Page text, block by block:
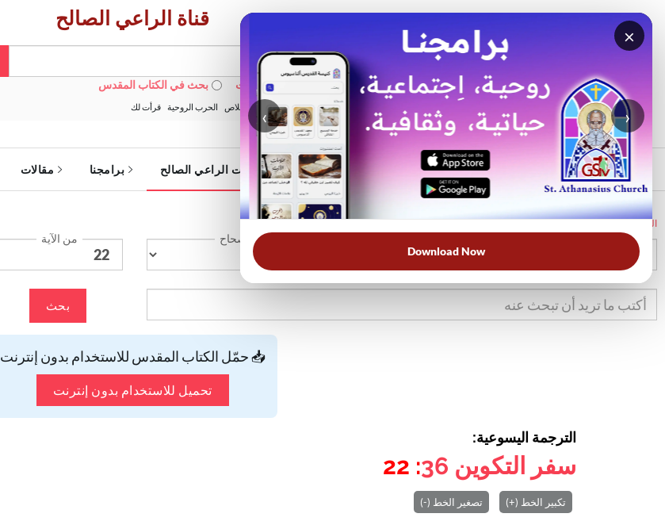
×
‹ ›
Download Now
قناة الراعي الصالح
بحث في الويبسايت بحث في الكتاب المقدس
الأكثر بحثًا: خبزنا اليومي الخلاص الحرب الروحية قرأت لك
الرئيسية خدمات الراعي الصالح برامجنا مقالات
الرئيسية
الإصحاح من الآية
بحث
📥 حمّل الكتاب المقدس للاستخدام بدون إنترنت
تحميل للاستخدام بدون إنترنت
الترجمة اليسوعية:
سفر التكوين 36
: 22
تكبير الخط (+) تصغير الخط (-)